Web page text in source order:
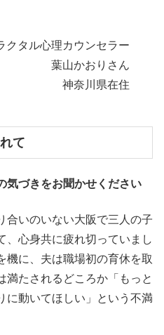
クタル心理カウンセラー
葉山かおりさん
神奈川県在住
て
づきをお聞かせください
合いのいない大阪で三人の子
、心身共に疲れ切っていまし
機に、夫は職場初の育休を取
満たされるどころか「もっと
に動いてほしい」という不満